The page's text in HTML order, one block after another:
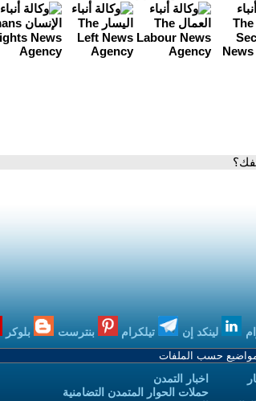
لينكد إن تيلكرام بنترست بلوكر
اخبار التمدن
حملات الحوار المتمدن التضامنية